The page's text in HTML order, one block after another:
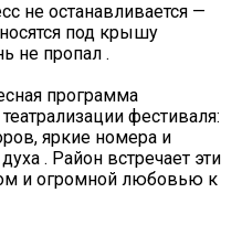
не останавливается —
под крышу
не пропал .
программа
фестиваля:
яркие номера и
. Район встречает эти
и огромной любовью к